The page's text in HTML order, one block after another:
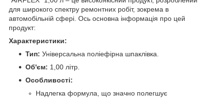
для широкого спектру ремонтних робіт, зокрема в
автомобільній сфері. Ось основна інформація про цей
продукт:
Характеристики:
Тип: Універсальна поліефірна шпаклівка.
Об'єм: 1,00 літр.
Особливості:
Надлегка формула, що значно полегшує